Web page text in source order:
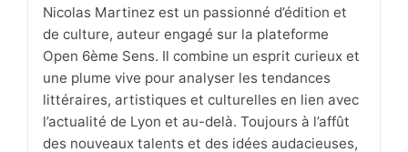
Nicolas Martinez est un passionné d’édition et
de culture, auteur engagé sur la plateforme
Open 6ème Sens. Il combine un esprit curieux et
une plume vive pour analyser les tendances
littéraires, artistiques et culturelles en lien avec
l’actualité de Lyon et au-delà. Toujours à l’affût
des nouveaux talents et des idées audacieuses,